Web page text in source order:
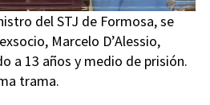
del STJ de Formosa, se
Marcelo D’Alessio,
a 13 años y medio de prisión.
trama.